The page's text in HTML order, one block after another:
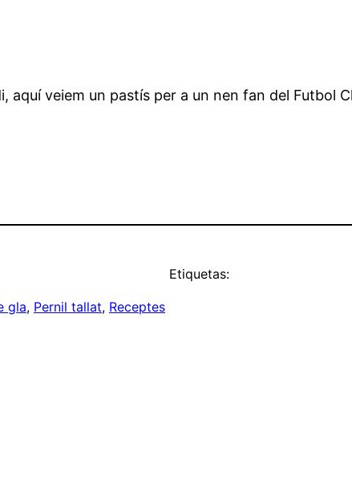
aquí veiem un pastís per a un nen fan del Futbol
gla, Pernil tallat, Receptes
Etiquetas: